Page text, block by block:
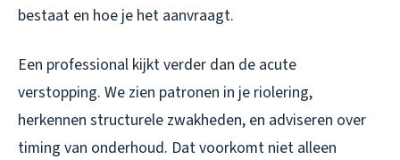
bestaat en hoe je het aanvraagt.
Een professional kijkt verder dan de acute
verstopping. We zien patronen in je riolering,
herkennen structurele zwakheden, en adviseren over
timing van onderhoud. Dat voorkomt niet alleen